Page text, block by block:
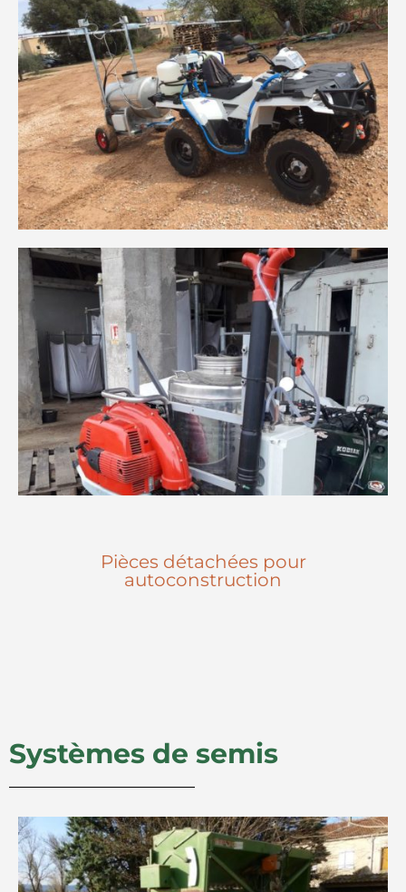
Pièces détachées pour
autoconstruction
Systèmes de semis